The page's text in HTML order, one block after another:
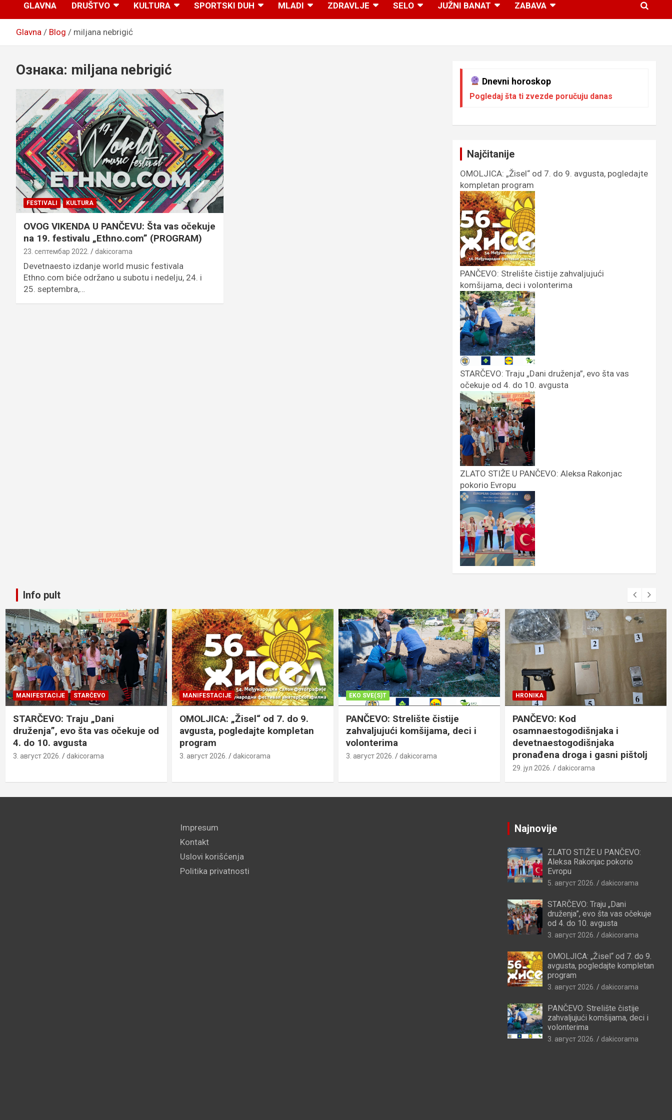
GLAVNA DRUŠTVO KULTURA SPORTSKI DUH MLADI ZDRAVLJE SELO JUŽNI BANAT ZABAVA
Glavna Blog miljana nebrigić
Ознака: miljana nebrigić
FESTIVALI KULTURA
OVOG VIKENDA U PANČEVU: Šta vas očekuje
na 19. festivalu „Ethno.com” (PROGRAM)
23. септембар 2022. dakicorama
Devetnaesto izdanje world music festivala
Ethno.com biće održano u subotu i nedelju, 24. i
25. septembra,…
Dnevni horoskop
Pogledaj šta ti zvezde poručuju danas
Najčitanije
OMOLJICA: „Žisel“ od 7. do 9. avgusta, pogledajte
kompletan program
PANČEVO: Strelište čistije zahvaljujući
komšijama, deci i volonterima
STARČEVO: Traju „Dani druženja”, evo šta vas
očekuje od 4. do 10. avgusta
ZLATO STIŽE U PANČEVO: Aleksa Rakonjac
pokorio Evropu
Info pult
MANIFESTACIJE STARČEVO
STARČEVO: Traju „Dani
druženja”, evo šta vas očekuje od
4. do 10. avgusta
3. август 2026. dakicorama
MANIFESTACIJE
OMOLJICA: „Žisel“ od 7. do 9.
avgusta, pogledajte kompletan
program
3. август 2026. dakicorama
EKO SVE(S)T
PANČEVO: Strelište čistije
zahvaljujući komšijama, deci i
volonterima
3. август 2026. dakicorama
HRONIKA
PANČEVO: Kod
osamnaestogodišnjaka i
devetnaestogodišnjaka
pronađena droga i gasni pištolj
29. јул 2026. dakicorama
Impresum
Kontakt
Uslovi korišćenja
Politika privatnosti
Najnovije
ZLATO STIŽE U PANČEVO:
Aleksa Rakonjac pokorio
Evropu
5. август 2026. dakicorama
STARČEVO: Traju „Dani
druženja”, evo šta vas očekuje
od 4. do 10. avgusta
3. август 2026. dakicorama
OMOLJICA: „Žisel“ od 7. do 9.
avgusta, pogledajte kompletan
program
3. август 2026. dakicorama
PANČEVO: Strelište čistije
zahvaljujući komšijama, deci i
volonterima
3. август 2026. dakicorama